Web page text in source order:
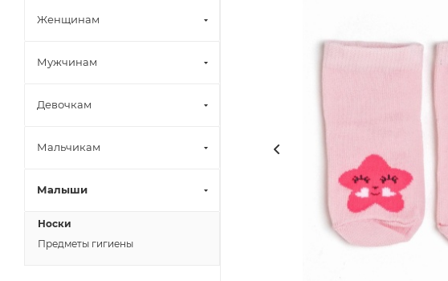
Женщинам
Мужчинам
Девочкам
Мальчикам
Малыши
Носки
Предметы гигиены